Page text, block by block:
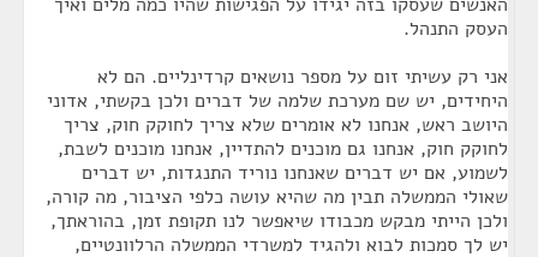
העסק התנהל.
אני רק עשיתי זום על מספר נושאים קרדינליים. הם לא
היחידים, יש שם מערכת שלמה של דברים ולכן בקשתי, אדוני
היושב ראש, אנחנו לא אומרים שלא צריך לחוקק חוק, צריך
לחוקק חוק, אנחנו גם מוכנים להתדיין, אנחנו מוכנים לשבת,
לשמוע, אם יש דברים שאנחנו נוריד התנגדות, יש דברים
שאולי הממשלה תבין מה שהיא עושה כלפי הציבור, מה קורה,
ולכן הייתי מבקש מכבודו שיאפשר לנו תקופת זמן, בהוראתך,
יש לך סמכות לבוא ולהגיד למשרדי הממשלה הרלוונטיים,